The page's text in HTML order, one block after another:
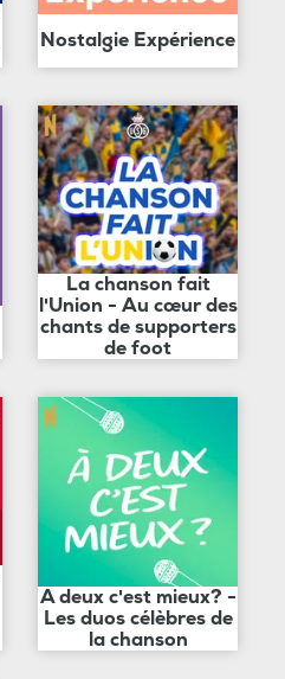
Nostalgie Expérience
La chanson fait
l'Union - Au cœur des
chants de supporters
de foot
A deux c'est mieux? -
Les duos célèbres de
la chanson